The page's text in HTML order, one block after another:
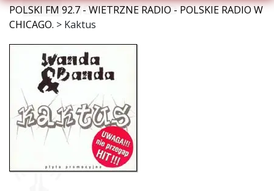
POLSKI FM 92.7 - WIETRZNE RADIO - POLSKIE RADIO W
CHICAGO. > Kaktus